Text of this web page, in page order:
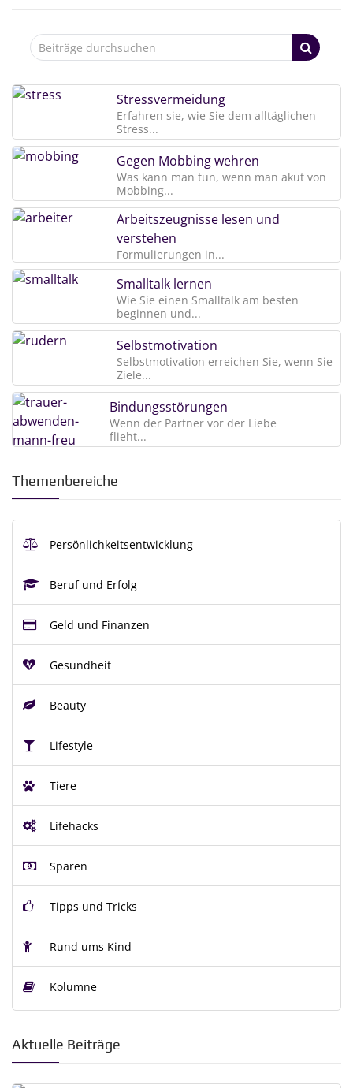
Stressvermeidung
Erfahren sie, wie Sie dem alltäglichen
Stress...
Gegen Mobbing wehren
Was kann man tun, wenn man akut von
Mobbing...
Arbeitszeugnisse lesen und
verstehen
Formulierungen in...
Smalltalk lernen
Wie Sie einen Smalltalk am besten
beginnen und...
Selbstmotivation
Selbstmotivation erreichen Sie, wenn Sie
Ziele...
Bindungsstörungen
Wenn der Partner vor der Liebe
flieht...
Themenbereiche
Persönlichkeitsentwicklung
Beruf und Erfolg
Geld und Finanzen
Gesundheit
Beauty
Lifestyle
Tiere
Lifehacks
Sparen
Tipps und Tricks
Rund ums Kind
Kolumne
Aktuelle Beiträge